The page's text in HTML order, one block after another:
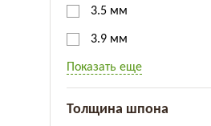
3.5 мм
3.9 мм
Показать еще
Толщина шпона